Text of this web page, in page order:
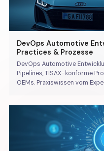
DevOps Automotive
Practices & Prozesse
DevOps Automotive
Pipelines, TISAX-konforme
OEMs. Praxiswissen vom